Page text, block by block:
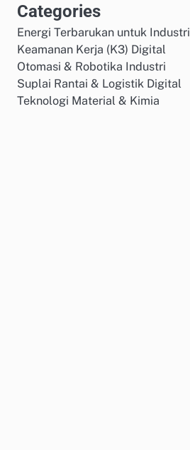
Categories
Energi Terbarukan untuk Industri
Keamanan Kerja (K3) Digital
Otomasi & Robotika Industri
Suplai Rantai & Logistik Digital
Teknologi Material & Kimia